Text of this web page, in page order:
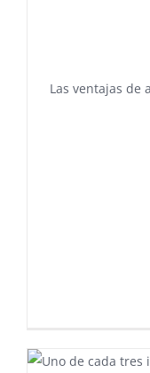
Las ventajas de